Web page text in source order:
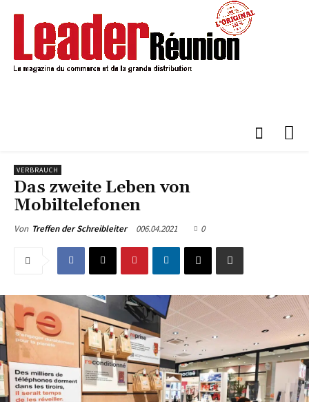
VERBRAUCH
Das zweite Leben von
Mobiltelefonen
Von Treffen der Schreibleiter 006.04.2021 0